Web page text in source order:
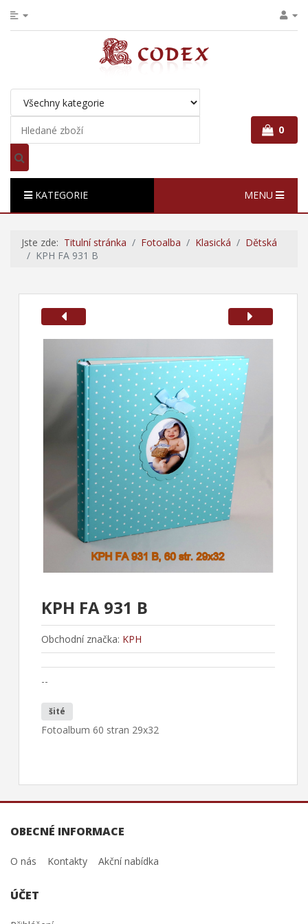
0
KATEGORIE MENU
Jste zde: Titulní stránka Fotoalba Klasická
Dětská
KPH FA 931 B
KPH FA 931 B
Obchodní značka: KPH
--
šité
Fotoalbum 60 stran 29x32
OBECNÉ INFORMACE
O nás Kontakty Akční nabídka
ÚČET